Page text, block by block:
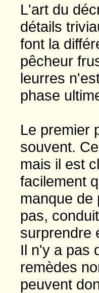
L'art du
détails
font la
pêcheur
leurres
phase
Le premier
souvent.
mais il est
facilement
manque de
pas,
surprendre
Il n'y a pas
remèdes
peuvent